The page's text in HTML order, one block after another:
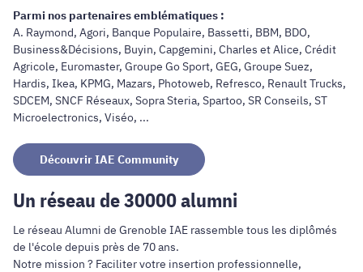
Parmi nos partenaires emblématiques :
A. Raymond, Agori, Banque Populaire, Bassetti, BBM, BDO,
Business&Décisions, Buyin, Capgemini, Charles et Alice, Crédit
Agricole, Euromaster, Groupe Go Sport, GEG, Groupe Suez,
Hardis, Ikea, KPMG, Mazars, Photoweb, Refresco, Renault Trucks,
SDCEM, SNCF Réseaux, Sopra Steria, Spartoo, SR Conseils, ST
Microelectronics, Viséo, ...
Découvrir IAE Community
Un réseau de 30000 alumni
Le réseau Alumni de Grenoble IAE rassemble tous les diplômés
de l'école depuis près de 70 ans.
Notre mission ? Faciliter votre insertion professionnelle,